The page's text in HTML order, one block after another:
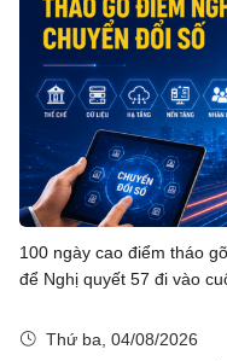
100 ngày cao điểm tháo
để Nghị quyết 57 đi vào
Thứ ba, 04/08/2026